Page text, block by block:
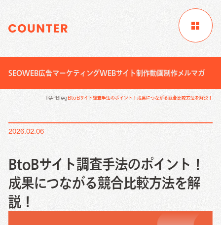
Digital Marketing
Creative Work
Local Media
サイトTOP 企業情報 制作実績
ニュース
資料請求
Digital Marketing
SEOWEB広告マーケティングWEBサイト制作動画制作メルマガ
TOPBlog BtoBサイト調査手法のポイント！成果につながる競合比較方法を解説！
2026.02.06
BtoBサイト調査手法のポイント！
成果につながる競合比較方法を解
説！